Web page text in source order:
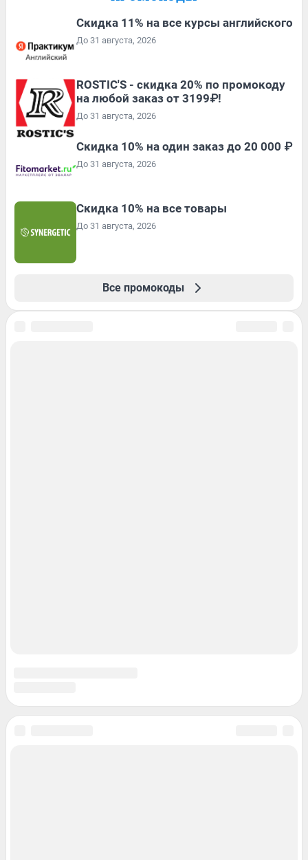
Скидка 11% на все курсы английского
До 31 августа, 2026
ROSTIC'S - скидка 20% по промокоду
на любой заказ от 3199₽!
До 31 августа, 2026
Скидка 10% на один заказ до 20 000 ₽
До 31 августа, 2026
Скидка 10% на все товары
До 31 августа, 2026
Все промокоды